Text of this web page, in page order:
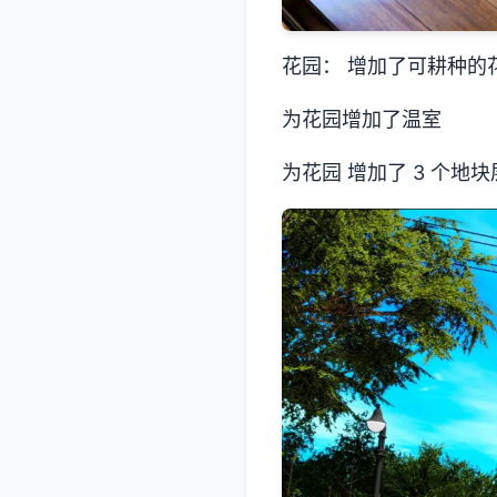
花园： 增加了可耕种的
为花园增加了温室
为花园 增加了 3 个地块